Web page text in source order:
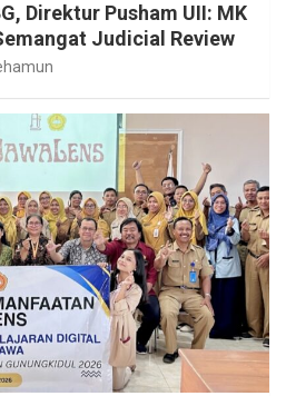
Direktur Pusham UII: MK
Judicial Review